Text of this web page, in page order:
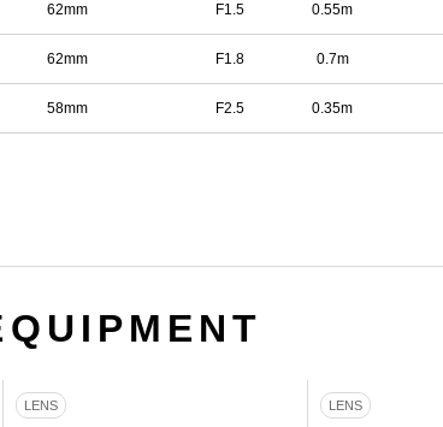
62mm F1.5 0.55m
62mm F1.8 0.7m
58mm F2.5 0.35m
LENS LENS